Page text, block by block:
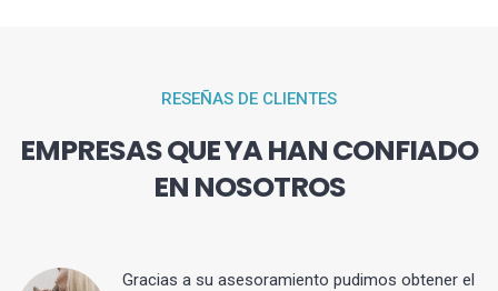
RESEÑAS DE CLIENTES
EMPRESAS QUE YA HAN CONFIADO
EN NOSOTROS
Gracias a su asesoramiento pudimos obtener el